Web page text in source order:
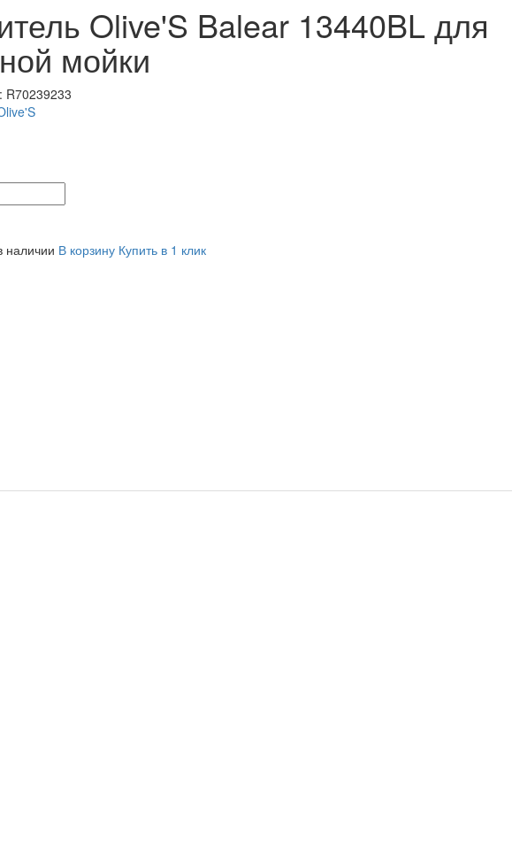
Olive'S Balear 13440BL для
мойки
R70239233
наличии В корзину Купить в 1 клик